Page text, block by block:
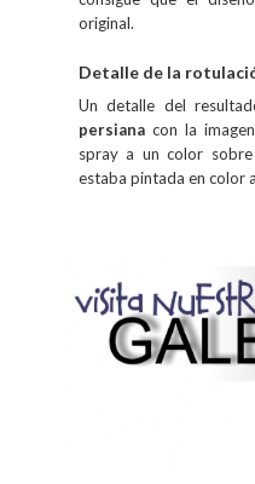
original.
Detalle de la
Un detalle del
persiana con la
spray a un color
estaba pintada en color